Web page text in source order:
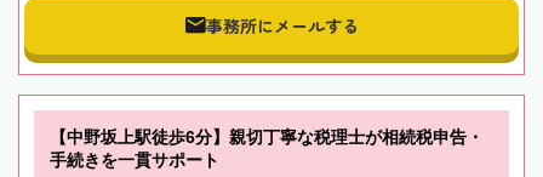
事務所にメールする
【中野坂上駅徒歩6分】親切丁寧な税理士が相続税申告・
手続きを一貫サポート